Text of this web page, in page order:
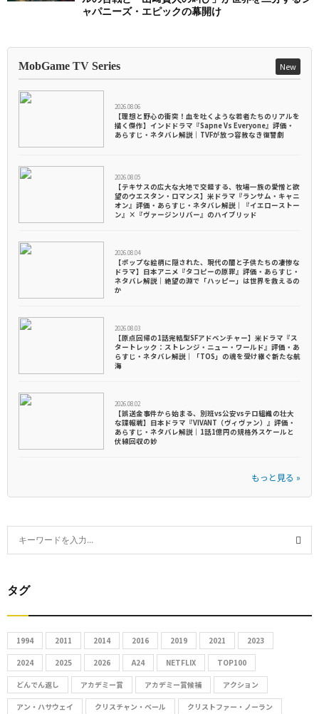
ャパニーズ・エピックの幕開け
MobGame TV Series New
2026.08.06
【理想と野心の衝突！血を吐くような若者たちのリアルを
描く傑作】インドドラマ『Sapne Vs Everyone』評価・
あらすじ・ネタバレ解説｜TVFが放つ容赦なき復讐劇
2026.08.05
【テキサスの広大な大地で交錯する、牧場一族の愛憎と欲
望のウエスタン・ロマンス】米ドラマ『ランサム・キャニ
オン』評価・あらすじ・ネタバレ解説｜『イエローストー
ン』×『ヴァージンリバー』のハイブリッド
2026.08.04
【ポップな絵柄に隠された、現代の闇と子供たちの凄惨な
ドラマ】日本アニメ『タコピーの原罪』評価・あらすじ・
ネタバレ解説｜絶望の淵で「ハッピー」は世界を救えるの
か
2026.08.03
【原点回帰の1話完結型SFアドベンチャー】米ドラマ『ス
タートレック：ストレンジ・ニュー・ワールド』評価・あ
らすじ・ネタバレ解説｜「TOS」の魂を受け継ぐ新たな航
海
2026.08.02
【誤送金事件から始まる、別班vs公安vsテロ組織の壮大
な諜報戦】日本ドラマ『VIVANT（ヴィヴァン）』評価・
あらすじ・ネタバレ解説｜1話1億円の規格外スケールと
伏線回収の妙
もっと見る »
e
r
o
r
:
タグ
1994 2011 2014 2016 2019 2021 2023
2024 2025 2026 A24 NETFLIX TOP100
どんでん返し アカデミー賞 アカデミー賞候補 アクション
アン・ハサウェイ クリスチャン・ベール クリストファー・ノーラン